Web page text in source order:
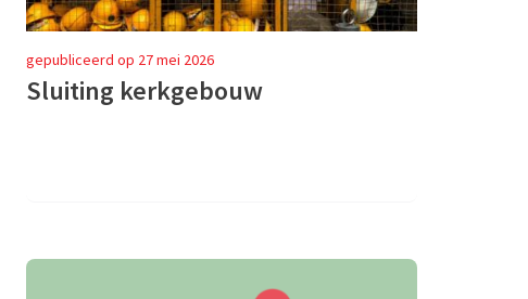
gepubliceerd op 27 mei 2026
Sluiting kerkgebouw